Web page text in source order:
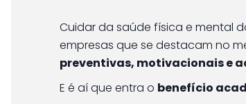
Cuidar da saúde física e mental
empresas que se destacam no
preventivas, motivacionais e
E é aí que entra o benefício